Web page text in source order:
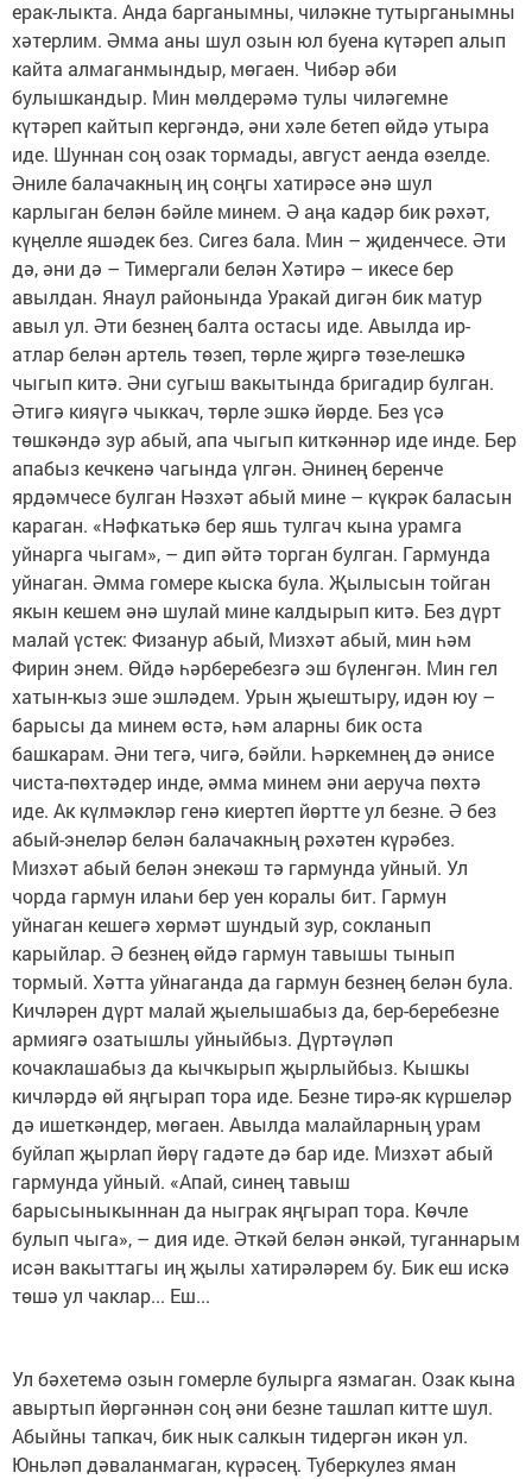
ерак-лыкта. Анда барганымны, чиләкне тутырганымны
хәтерлим. Әмма аны шул озын юл буена күтәреп алып
кайта алмаганмындыр, мөгаен. Чибәр әби
булышкандыр. Мин мөлдерәмә тулы чиләгемне
күтәреп кайтып кергәндә, әни хәле бетеп өйдә утыра
иде. Шуннан соң озак тормады, август аенда өзелде.
Әниле балачакның иң соңгы хатирәсе әнә шул
карлыган белән бәйле минем. Ә аңа кадәр бик рәхәт,
күңелле яшәдек без. Сигез бала. Мин – җиденчесе. Әти
дә, әни дә – Тимергали белән Хәтирә – икесе бер
авылдан. Янаул районында Уракай дигән бик матур
авыл ул. Әти безнең балта остасы иде. Авылда ир-
атлар белән артель төзеп, төрле җиргә төзе-лешкә
чыгып китә. Әни сугыш вакытында бригадир булган.
Әтигә кияүгә чыккач, төрле эшкә йөрде. Без үсә
төшкәндә зур абый, апа чыгып киткәннәр иде инде. Бер
апабыз кечкенә чагында үлгән. Әнинең беренче
ярдәмчесе булган Нәзхәт абый мине – күкрәк баласын
караган. «Нәфкатькә бер яшь тулгач кына урамга
уйнарга чыгам», – дип әйтә торган булган. Гармунда
уйнаган. Әмма гомере кыска була. Җылысын тойган
якын кешем әнә шулай мине калдырып китә. Без дүрт
малай үстек: Физанур абый, Мизхәт абый, мин һәм
Фирин энем. Өйдә һәрберебезгә эш бүленгән. Мин гел
хатын-кыз эше эшләдем. Урын җыештыру, идән юу –
барысы да минем өстә, һәм аларны бик оста
башкарам. Әни тегә, чигә, бәйли. Һәркемнең дә әнисе
чиста-пөхтәдер инде, әмма минем әни аеруча пөхтә
иде. Ак күлмәкләр генә киертеп йөртте ул безне. Ә без
абый-энеләр белән балачакның рәхәтен күрәбез.
Мизхәт абый белән энекәш тә гармунда уйный. Ул
чорда гармун илаһи бер уен коралы бит. Гармун
уйнаган кешегә хөрмәт шундый зур, сокланып
карыйлар. Ә безнең өйдә гармун тавышы тынып
тормый. Хәтта уйнаганда да гармун безнең белән була.
Кичләрен дүрт малай җыелышабыз да, бер-беребезне
армиягә озатышлы уйныйбыз. Дүртәүләп
кочаклашабыз да кычкырып җырлыйбыз. Кышкы
кичләрдә өй яңгырап тора иде. Безне тирә-як күршеләр
дә ишеткәндер, мөгаен. Авылда малайларның урам
буйлап җырлап йөрү гадәте дә бар иде. Мизхәт абый
гармунда уйный. «Апай, синең тавыш
барысыныкыннан да ныграк яңгырап тора. Көчле
булып чыга», – дия иде. Әткәй белән әнкәй, туганнарым
исән вакыттагы иң җылы хатирәләрем бу. Бик еш искә
төшә ул чаклар... Еш...
Ул бәхетемә озын гомерле булырга язмаган. Озак кына
авыртып йөргәннән соң әни безне ташлап китте шул.
Абыйны тапкач, бик нык салкын тидергән икән ул.
Юньләп дәваланмаган, күрәсең. Туберкулез яман